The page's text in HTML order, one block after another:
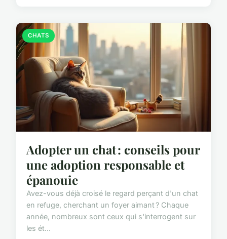
CHATS
Adopter un chat : conseils pour
une adoption responsable et
épanouie
Avez-vous déjà croisé le regard perçant d'un chat
en refuge, cherchant un foyer aimant ? Chaque
année, nombreux sont ceux qui s'interrogent sur
les ét...